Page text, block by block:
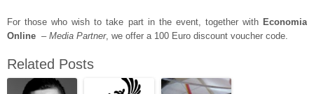
For those who wish to take part in the event, together with Economia
Online – Media Partner, we offer a 100 Euro discount voucher code.
Related Posts